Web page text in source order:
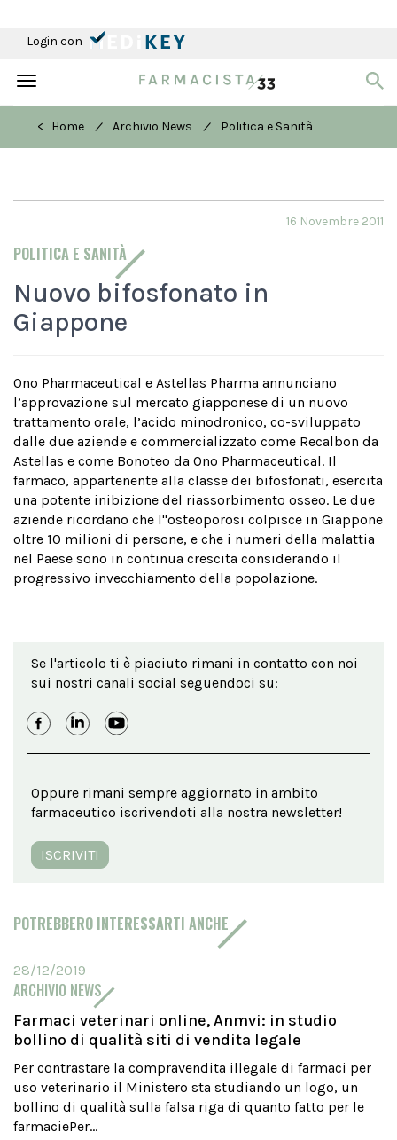
Login con
Toggle
< Home
/ Archivio News / Politica e Sanità
POLITICA E SANITÀ
16 Novembre 2011
Nuovo bifosfonato in
Giappone
Ono Pharmaceutical e Astellas Pharma annunciano
l’approvazione sul mercato giapponese di un nuovo
trattamento orale, l’acido minodronico, co-sviluppato
dalle due aziende e commercializzato come Recalbon da
Astellas e come Bonoteo da Ono Pharmaceutical. Il
farmaco, appartenente alla classe dei bifosfonati, esercita
una potente inibizione del riassorbimento osseo. Le due
aziende ricordano che l''osteoporosi colpisce in Giappone
oltre 10 milioni di persone, e che i numeri della malattia
nel Paese sono in continua crescita considerando il
progressivo invecchiamento della popolazione.
Se l'articolo ti è piaciuto rimani in contatto con noi
sui nostri canali social seguendoci su:
Oppure rimani sempre aggiornato in ambito
farmaceutico iscrivendoti alla nostra newsletter!
ISCRIVITI
POTREBBERO INTERESSARTI ANCHE
28/12/2019
ARCHIVIO NEWS
Farmaci veterinari online, Anmvi: in studio
bollino di qualità siti di vendita legale
Per contrastare la compravendita illegale di farmaci per
uso veterinario il Ministero sta studiando un logo, un
bollino di qualità sulla falsa riga di quanto fatto per le
farmaciePer...